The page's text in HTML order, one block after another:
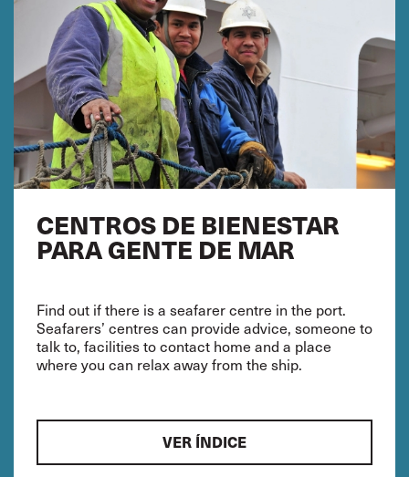
CENTROS DE BIENESTAR
PARA GENTE DE MAR
Find out if there is a seafarer centre in the port.
Seafarers’ centres can provide advice, someone to
talk to, facilities to contact home and a place
where you can relax away from the ship.
VER ÍNDICE